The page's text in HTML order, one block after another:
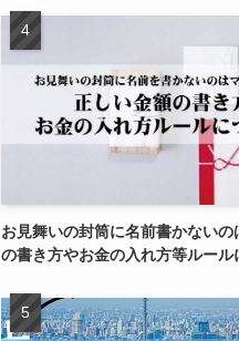
お見舞いの封筒に名前書かないの
の書き方やお金の入れ方等ルール